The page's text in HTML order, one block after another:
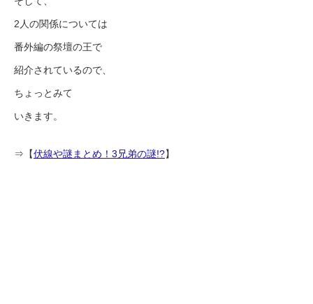
2人の関係については
番外編の祭壇の王で
紹介されているので、
ちょっとみて
いきます。
⇒【伏線や謎まとめ！3兄弟の謎!?】